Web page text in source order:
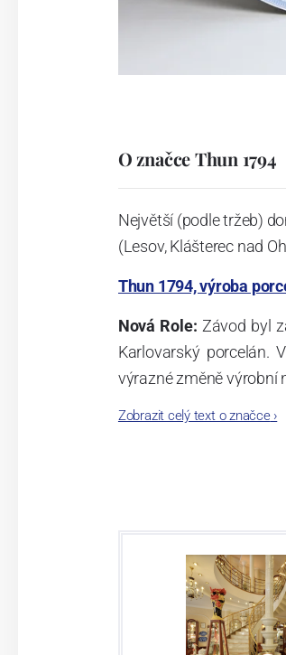
O značce Thun 1794
Největší (podle tržeb)
(Lesov, Klášterec nad
Thun 1794, výroba
Nová Role: Závod byl
Karlovarský porcelán.
výrazné změně výrobní
Klášterec nad Ohří:
Zobrazit celý text o značce›